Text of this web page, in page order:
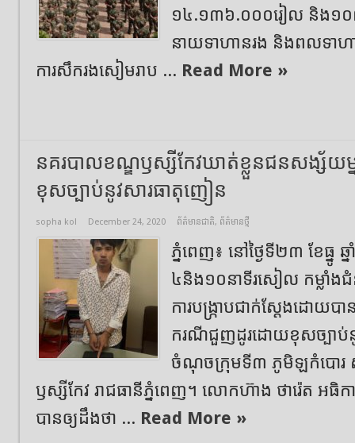
១៤.១៣៦.០០០រៀល និង១០
នាយទាហានរង និងពលទាហ
ការសឹករងសៀមរាប ... Read More »
នគរបាលខណ្ឌឫស្សីកែវឃាត់ខ្លួនជនសង្ស័យ
ខុសច្បាប់នូវសារធាតុញៀន
sopha kol December 24, 2020 ព័ត៌មានជាតិ, ព័ត៌មានថ្មី
ភ្នំពេញ៖ នៅថ្ងៃទី២៣ ខែធ្នូ
៤និង១០នាទីរសៀល កម្លាំង
ការបង្ក្រាបជាក់ស្ដែងដោយ
ករណីជួញដូរដោយខុសច្បាប់នូ
ចំណុចក្រុមទី៣ ភូមិឡកំបោរ ស
ឫស្សីកែវ រាជធានីភ្នំពេញ។ លោកហ៊ាង ថារ៉េត អធិ
បានឲ្យដឹងថា ... Read More »